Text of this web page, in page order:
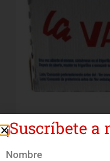
¡Suscríbete
Nombre